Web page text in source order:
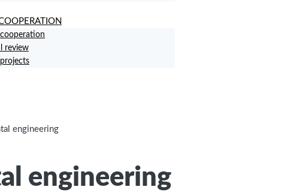
review
engineering
engineering